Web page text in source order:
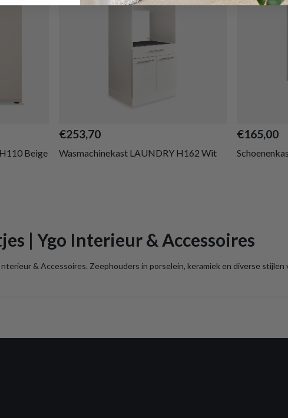
Beige
€253,70
Wasmachinekast LAUNDRY H162 Wit
€165,00
| Ygo Interieur & Accessoires
& Accessoires. Zeephouders in porselein, keramiek en diverse stijlen